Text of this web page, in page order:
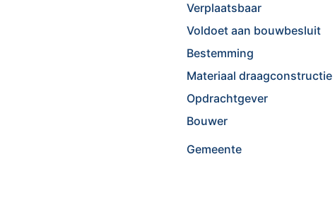
Verplaatsbaar
Voldoet aan bouwbesluit
Bestemming
Materiaal draagconstructie
Opdrachtgever
Bouwer
Gemeente